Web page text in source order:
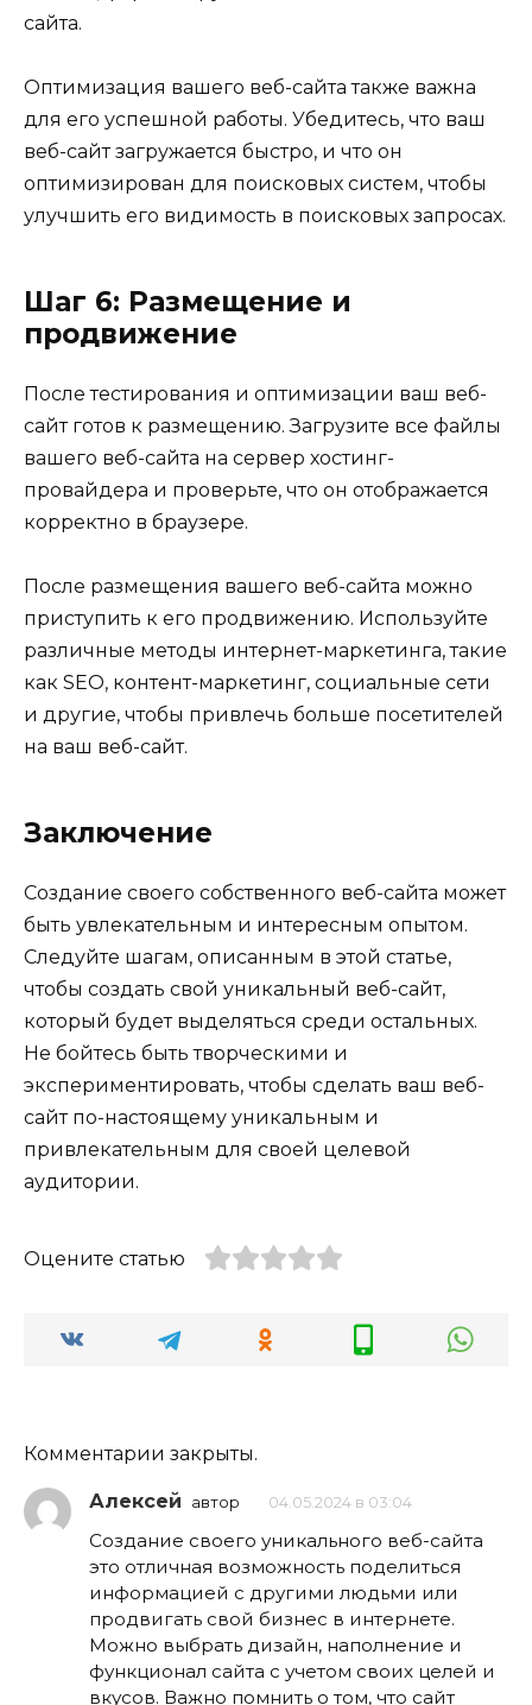
сайта.
Оптимизация вашего веб-сайта также важна
для его успешной работы. Убедитесь, что ваш
веб-сайт загружается быстро, и что он
оптимизирован для поисковых систем, чтобы
улучшить его видимость в поисковых запросах.
Шаг 6: Размещение и
продвижение
После тестирования и оптимизации ваш веб-
сайт готов к размещению. Загрузите все файлы
вашего веб-сайта на сервер хостинг-
провайдера и проверьте, что он отображается
корректно в браузере.
После размещения вашего веб-сайта можно
приступить к его продвижению. Используйте
различные методы интернет-маркетинга, такие
как SEO, контент-маркетинг, социальные сети
и другие, чтобы привлечь больше посетителей
на ваш веб-сайт.
Заключение
Создание своего собственного веб-сайта может
быть увлекательным и интересным опытом.
Следуйте шагам, описанным в этой статье,
чтобы создать свой уникальный веб-сайт,
который будет выделяться среди остальных.
Не бойтесь быть творческими и
экспериментировать, чтобы сделать ваш веб-
сайт по-настоящему уникальным и
привлекательным для своей целевой
аудитории.
Оцените статью
Комментарии закрыты.
Алексей автор 04.05.2024 в 03:04
Создание своего уникального веб-сайта
это отличная возможность поделиться
информацией с другими людьми или
продвигать свой бизнес в интернете.
Можно выбрать дизайн, наполнение и
функционал сайта с учетом своих целей и
вкусов. Важно помнить о том, что сайт